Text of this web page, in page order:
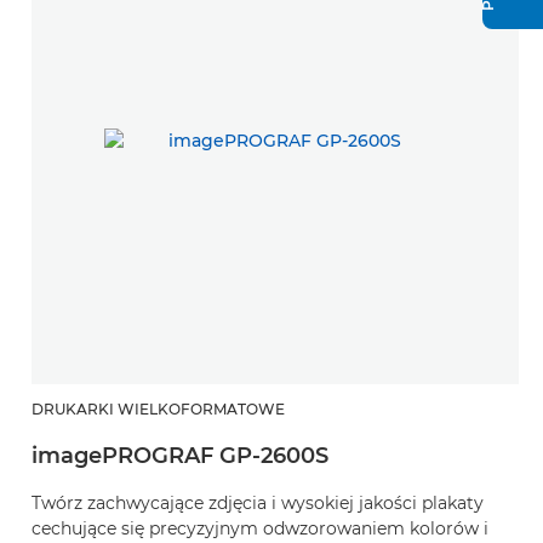
DRUKARKI WIELKOFORMATOWE
imagePROGRAF GP-2600S
Twórz zachwycające zdjęcia i wysokiej jakości plakaty
cechujące się precyzyjnym odwzorowaniem kolorów i